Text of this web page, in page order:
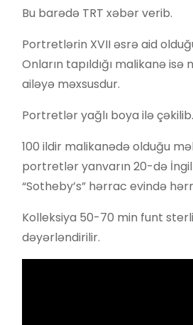
Bu barədə TRT xəbər verib.
Portretlərin XVII əsrə aid
Onların tapıldığı malikanə isə
ailəyə məxsusdur.
Portretlər yağlı boya ilə
100 ildir malikanədə olduğu
portretlər yanvarın 20-də
“Sotheby’s” hərrac evində
Kolleksiya 50-70 min funt
dəyərləndirilir.